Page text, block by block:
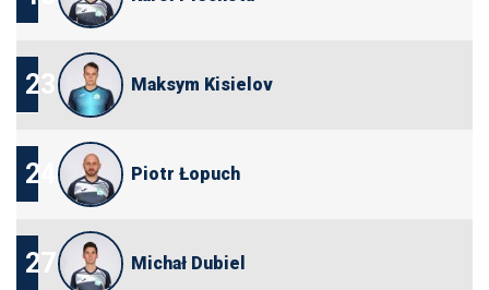
23 Maksym Kisielov
24 Piotr Łopuch
27 Michał Dubiel